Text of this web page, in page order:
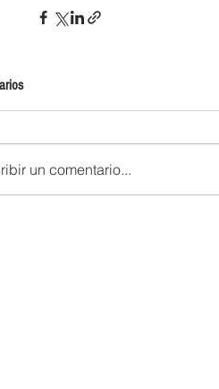
un comentario...